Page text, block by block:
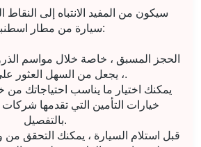
سيكون من المفيد الانتباه إلى النقاط
سيارة من مطار اسطنبول:
، يجعل من السهل العثور على سيارة.
يمكنك اختيار ما يناسب احتياجاتك
خيارات التأمين التي تقدمها شركات
بالتفصيل.